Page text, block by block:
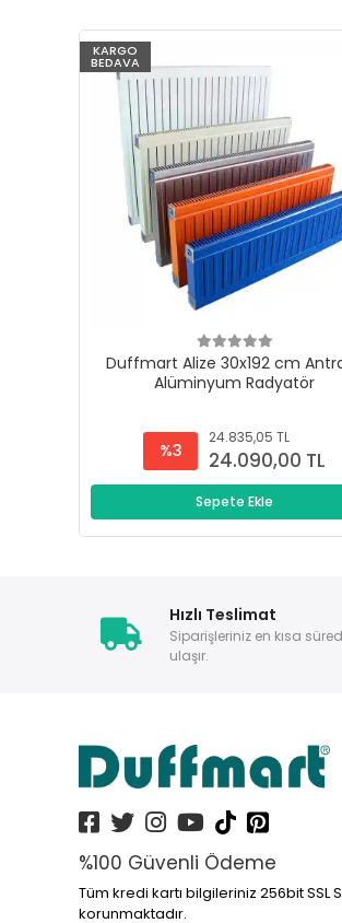
KARGO
BEDAVA
Duffmart Alize 30x192 cm
Alüminyum Radyatör
%3
24.835,05 TL
24.090,00 TL
Sepete Ekle
Hızlı Teslimat
Siparişleriniz en kısa
ulaşır.
%100 Güvenli Ödeme
Tüm kredi kartı bilgileriniz 256bit SSL
korunmaktadır.